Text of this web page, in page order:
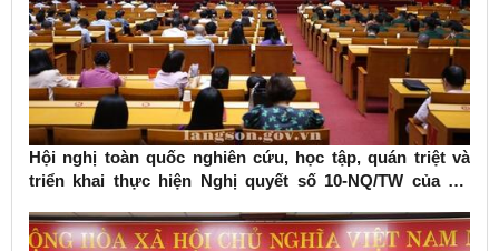
Hội nghị toàn quốc nghiên cứu, học tập, quán triệt và
triển khai thực hiện Nghị quyết số 10-NQ/TW của Bộ